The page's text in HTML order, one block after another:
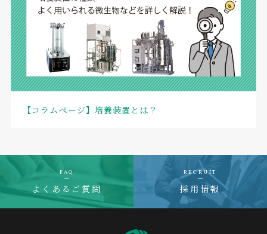
【コラムページ】培養装置とは？
FAQ
よくあるご質問
RECRUIT
採用情報